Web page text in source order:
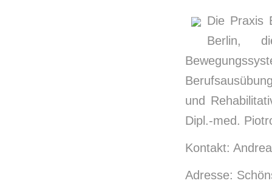
Die Praxis
Berlin,
und
Dipl.-med.
Kontakt:
Adresse: